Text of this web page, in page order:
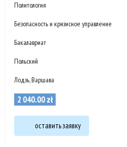
Политология
Безопасность и кризисное управление
Бакалавриат
Польский
Лодзь, Варшава
2 040.00zł
оставить заявку